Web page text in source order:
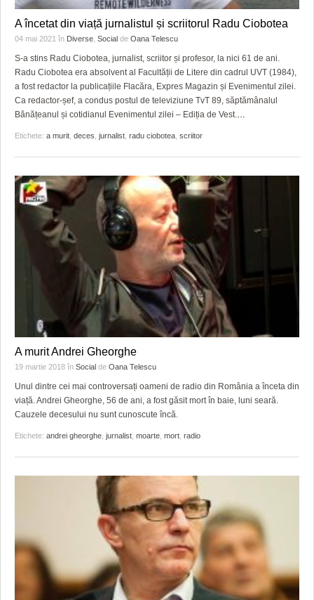
A încetat din viață jurnalistul și scriitorul Radu Ciobotea
04 mai 2021 în Diverse Social de Oana Telescu
S-a stins Radu Ciobotea, jurnalist, scriitor și profesor, la nici 61 de ani.
Radu Ciobotea era absolvent al Facultății de Litere din cadrul UVT (1984),
a fost redactor la publicațiile Flacăra, Expres Magazin și Evenimentul zilei.
Ca redactor-șef, a condus postul de televiziune TvT 89, săptămânalul
Bănățeanul și cotidianul Evenimentul zilei – Ediția de Vest.…
Etichete: a murit deces jurnalist radu ciobotea scriitor
A murit Andrei Gheorghe
19 martie 2018 în Social de Oana Telescu
Unul dintre cei mai controversați oameni de radio din România a înceta din
viață. Andrei Gheorghe, 56 de ani, a fost găsit mort în baie, luni seară.
Cauzele decesului nu sunt cunoscute încă.
Etichete: andrei gheorghe jurnalist moarte mort radio